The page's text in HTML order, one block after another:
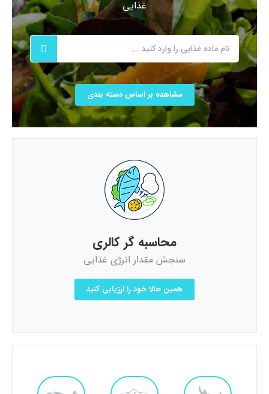
غذایی
مشاهده بر اساس دسته بندی
محاسبه گر کالری
سنجش مقدار انرژی غذایی
همین حالا خود را ارزیابی کنید